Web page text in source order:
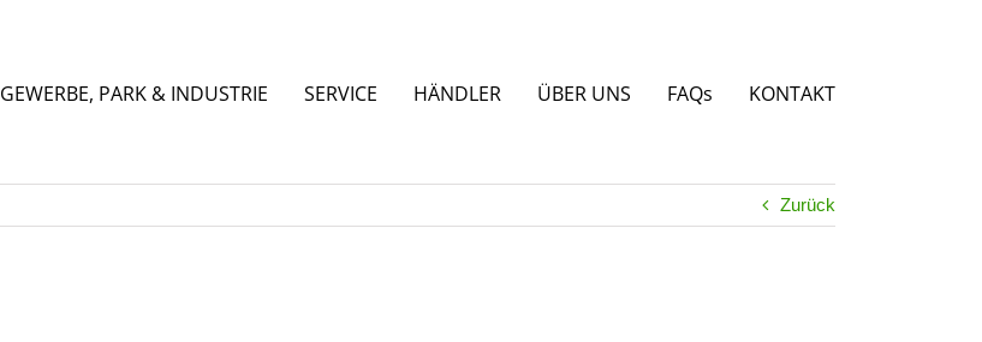
GEWERBE, PARK & INDUSTRIE SERVICE HÄNDLER ÜBER UNS FAQs KONTAKT
Zurück